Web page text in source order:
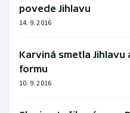
Rychlostní kanoistika
Sportovní střelba
povede Jihlavu
14. 9. 2016
Karviná smetla
formu
10. 9. 2016